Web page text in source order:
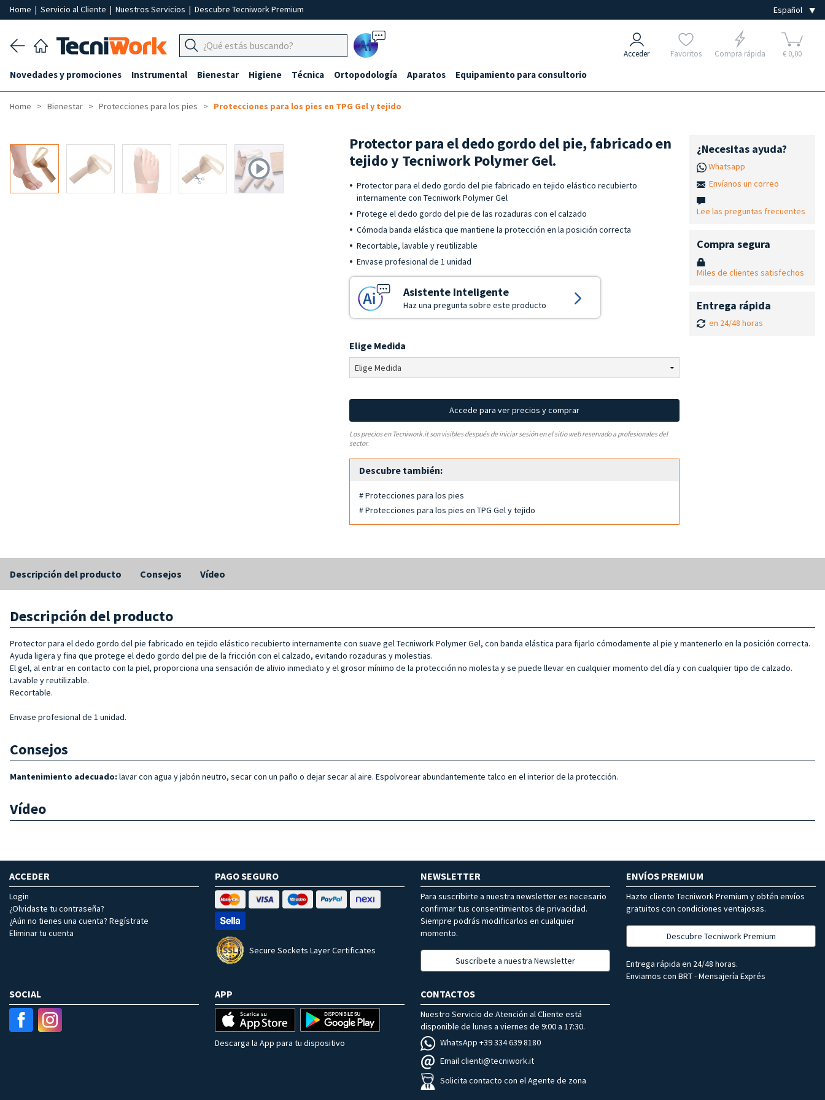
Home | Servicio al Cliente | Nuestros Servicios | Descubre Tecniwork Premium
Ai Acceder Favoritos Compra rápida € 0,00
Novedades y promociones Instrumental Bienestar Higiene Técnica Ortopodología Aparatos Equipamiento para consultorio
Home Bienestar Protecciones para los pies Protecciones para los pies en TPG Gel y tejido
Protector para el dedo gordo del pie, fabricado en
tejido y Tecniwork Polymer Gel.
Protector para el dedo gordo del pie fabricado en tejido elástico recubierto
internamente con Tecniwork Polymer Gel
Protege el dedo gordo del pie de las rozaduras con el calzado
Cómoda banda elástica que mantiene la protección en la posición correcta
Recortable, lavable y reutilizable
Envase profesional de 1 unidad
Asistente Inteligente
Haz una pregunta sobre este producto
Elige Medida
Accede para ver precios y comprar
Los precios en Tecniwork.it son visibles después de iniciar sesión en el sitio web reservado a profesionales del
sector.
Descubre también:
# Protecciones para los pies
# Protecciones para los pies en TPG Gel y tejido
¿Necesitas ayuda?
Whatsapp
Envíanos un correo
Lee las preguntas frecuentes
Compra segura
Miles de clientes satisfechos
Entrega rápida
en 24/48 horas
Descripción del producto Consejos Vídeo
Descripción del producto
Protector para el dedo gordo del pie fabricado en tejido elástico recubierto internamente con suave gel Tecniwork Polymer Gel, con banda elástica para fijarlo cómodamente al pie y mantenerlo en la posición correcta.
Ayuda ligera y fina que protege el dedo gordo del pie de la fricción con el calzado, evitando rozaduras y molestias.
El gel, al entrar en contacto con la piel, proporciona una sensación de alivio inmediato y el grosor mínimo de la protección no molesta y se puede llevar en cualquier momento del día y con cualquier tipo de calzado.
Lavable y reutilizable.
Recortable.
Envase profesional de 1 unidad.
Consejos
Mantenimiento adecuado: lavar con agua y jabón neutro, secar con un paño o dejar secar al aire. Espolvorear abundantemente talco en el interior de la protección.
Vídeo
ACCEDER
Login
¿Olvidaste tu contraseña?
¿Aún no tienes una cuenta? Regístrate
Eliminar tu cuenta
PAGO SEGURO
Secure Sockets Layer Certificates
NEWSLETTER
Para suscribirte a nuestra newsletter es necesario
confirmar tus consentimientos de privacidad.
Siempre podrás modificarlos en cualquier
momento.
Suscríbete a nuestra Newsletter
ENVÍOS PREMIUM
Hazte cliente Tecniwork Premium y obtén envíos
gratuitos con condiciones ventajosas.
Descubre Tecniwork Premium
Entrega rápida en 24/48 horas.
Enviamos con BRT - Mensajería Exprés
SOCIAL APP
Descarga la App para tu dispositivo
CONTACTOS
Nuestro Servicio de Atención al Cliente está
disponible de lunes a viernes de 9:00 a 17:30.
WhatsApp +39 334 639 8180
Email clienti@tecniwork.it
Solicita contacto con el Agente de zona